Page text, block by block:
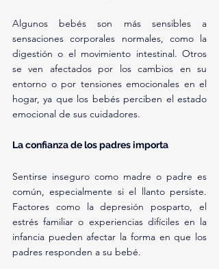
Algunos bebés son más sensibles a
sensaciones corporales normales, como la
digestión o el movimiento intestinal. Otros
se ven afectados por los cambios en su
entorno o por tensiones emocionales en el
hogar, ya que los bebés perciben el estado
emocional de sus cuidadores.
La confianza de los padres importa
Sentirse inseguro como madre o padre es
común, especialmente si el llanto persiste.
Factores como la depresión posparto, el
estrés familiar o experiencias difíciles en la
infancia pueden afectar la forma en que los
padres responden a su bebé.